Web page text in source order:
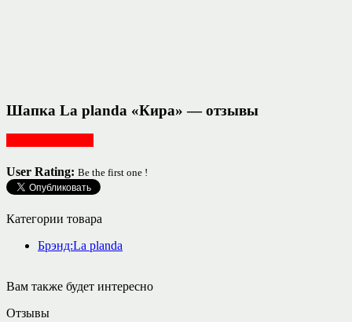
Шапка La planda «Кира» — отзывы
User Rating: Be the first one !
Категории товара
Брэнд:La planda
Вам также будет интересно
Отзывы